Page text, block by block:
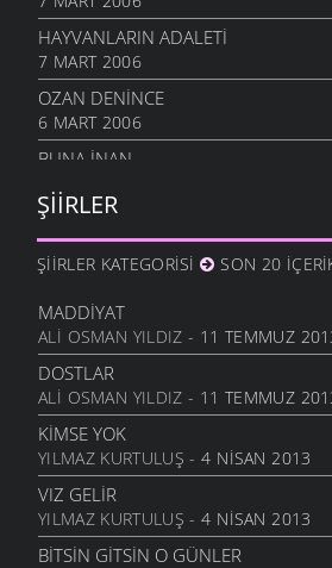
HAYVANLARIN ADALETI
7 MART 2006
OZAN DENINCE
6 MART 2006
BUNA İNAN
NASIL OLUR
6 MART 2006
İHTIYAR İNSAN
6 MART 2006
SEVGI ÜSTÜNE
6 MART 2006
ANLATAMADIK
6 MART 2006
GEL
6 MART 2006
ANNE
6 MART 2006
ŞIIRLER
ŞIIRLER KATEGORISI SON 20
MADDIYAT
ALI OSMAN YILDIZ - 11 TEMMUZ
DOSTLAR
ALI OSMAN YILDIZ - 11 TEMMUZ
KIMSE YOK
YILMAZ KURTULUŞ - 4 NISAN 2013
VIZ GELIR
YILMAZ KURTULUŞ - 4 NISAN 2013
BITSIN GITSIN O GÜNLER